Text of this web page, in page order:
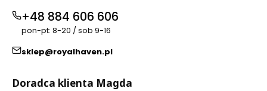
+48 884 606 606
pon-pt: 8-20 / sob 9-16
sklep@royalhaven.pl
Doradca klienta Magda